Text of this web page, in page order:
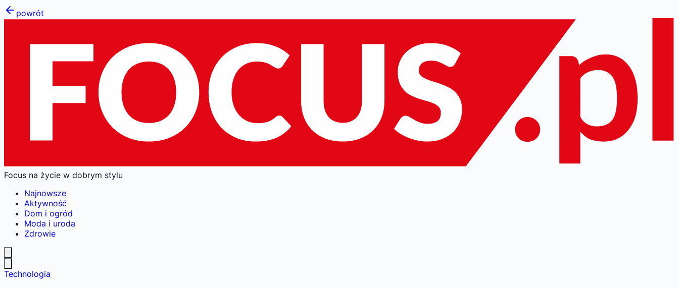
powrót
Focus na życie w dobrym stylu
Najnowsze
Aktywność
Dom i ogród
Moda i uroda
Zdrowie
Technologia